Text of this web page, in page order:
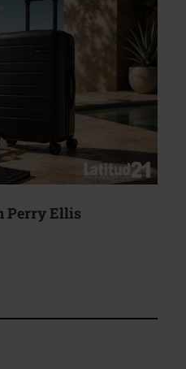
Perry Ellis